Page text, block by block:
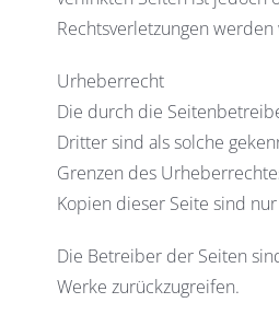
Rechtsverletzungen
Urheberrecht
Die durch die
Dritter sind als solche
Grenzen des
Kopien dieser Seite sind
Die Betreiber der Seiten
Werke zurückzugreifen.